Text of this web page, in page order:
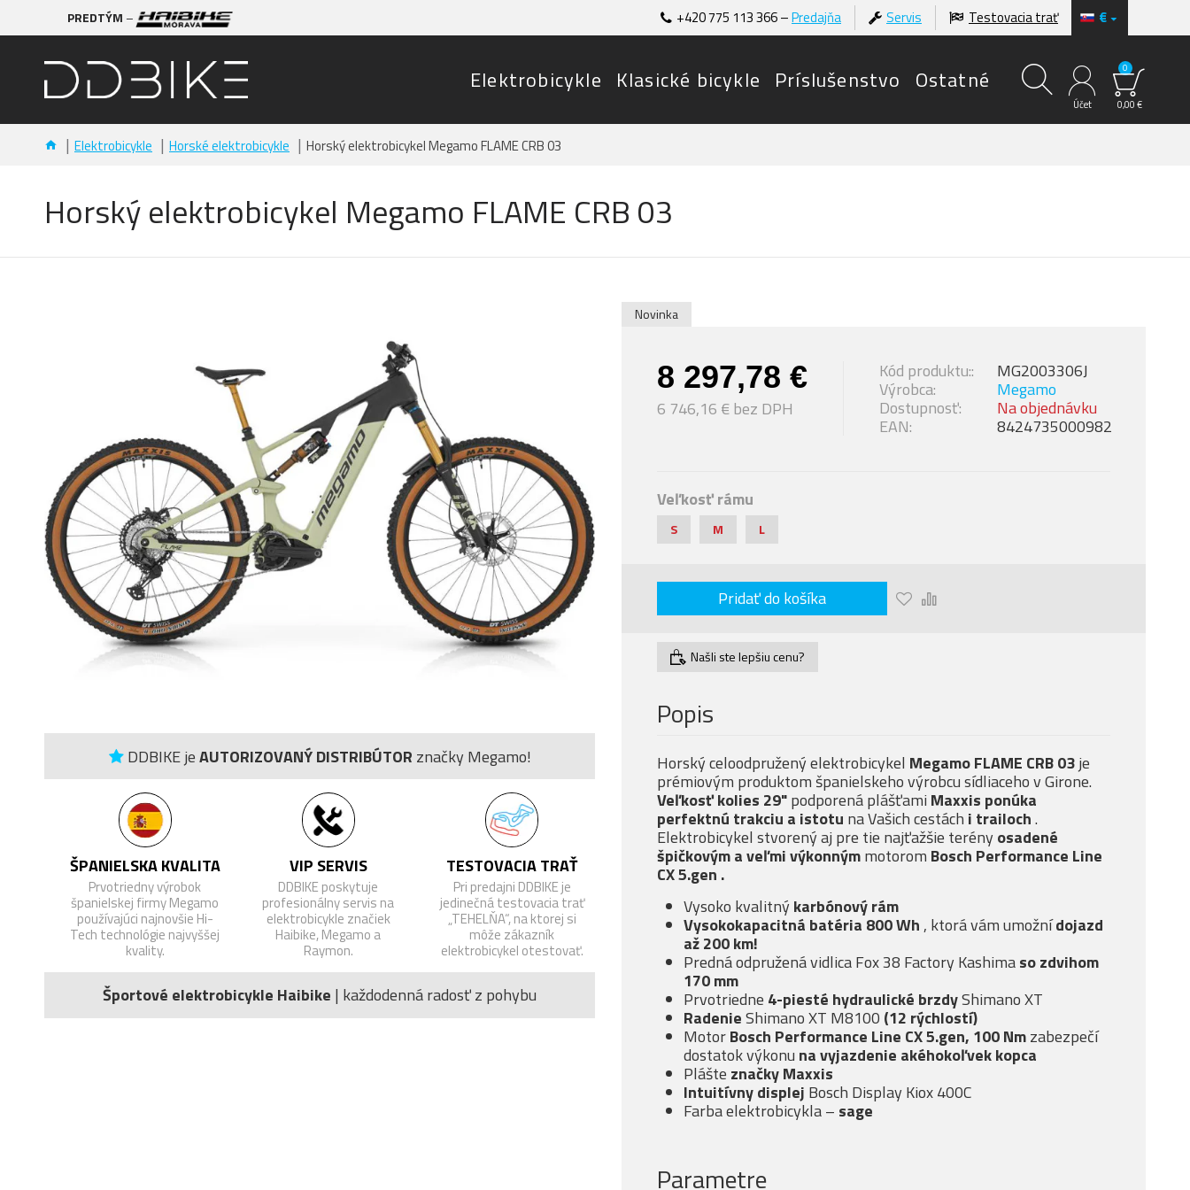
PREDTÝM – €
+420 775 113 366 –Predajňa Servis Testovacia trať
Elektrobicykle Klasické bicykle Príslušenstvo Ostatné
Účet 0,00 €
0
Elektrobicykle Horské elektrobicykle Horský elektrobicykel Megamo FLAME CRB 03
Horský elektrobicykel Megamo FLAME CRB 03
DDBIKE jeAUTORIZOVANÝ DISTRIBÚTOR značky Megamo!
ŠPANIELSKA KVALITA
Prvotriedny výrobok
španielskej firmy Megamo
používajúci najnovšie Hi-
Tech technológie najvyššej
kvality.
VIP SERVIS
DDBIKE poskytuje
profesionálny servis na
elektrobicykle značiek
Haibike, Megamo a
Raymon.
TESTOVACIA TRAŤ
Pri predajni DDBIKE je
jedinečná testovacia trať
„TEHELŇA“, na ktorej si
môže zákazník
elektrobicykel otestovať.
Športové elektrobicykle Haibike | každodenná radosť z pohybu
Novinka
8 297,78 €
6 746,16 € bez DPH Dostupnosť: Na objednávku
Výrobca: Megamo
Kód produktu:: MG2003306J
EAN: 8424735000982
Veľkosť rámu
S M L
Pridať do košíka
Našli ste lepšiu cenu?
Popis
Horský celoodpružený elektrobicykel Megamo FLAME CRB 03je
prémiovým produktom španielskeho výrobcu sídliaceho v Girone.
Veľkosť kolies 29"podporená plášťami Maxxis ponúka
perfektnú trakciu a istotu na Vašich cestách i trailoch.
Elektrobicykel stvorený aj pre tie najťažšie terény osadené
špičkovým a veľmivýkonnýmmotorom Bosch Performance Line
CX 5.gen .
Vysoko kvalitný karbónový rám
Vysokokapacitná batéria 800 Wh , ktorá vám umožnídojazd
až 200 km!
Predná odpružená vidlica Fox 38 Factory Kashimasozdvihom
170 mm
Prvotriedne 4-piesté hydraulické brzdyShimano XT
RadenieShimano XT M8100 (12 rýchlostí)
MotorBosch Performance Line CX 5.gen, 100 Nmzabezpečí
dostatok výkonu na vyjazdenie akéhokoľvek kopca
Plášte značky Maxxis
Intuitívny displej Bosch Display Kiox 400C
Farba elektrobicykla – sage
Parametre